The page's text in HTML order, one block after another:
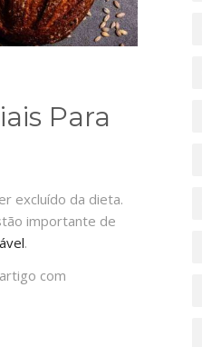
Para
excluído da dieta.
importante de
.
com